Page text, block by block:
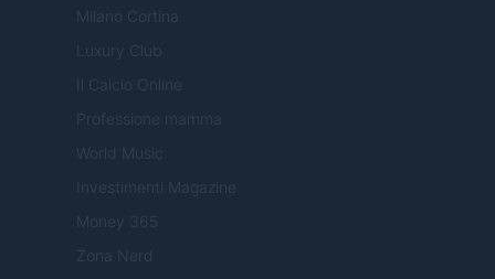
Milano Cortina
Luxury Club
Il Calcio Online
Professione mamma
World Music
Investimenti Magazine
Money 365
Zona Nerd